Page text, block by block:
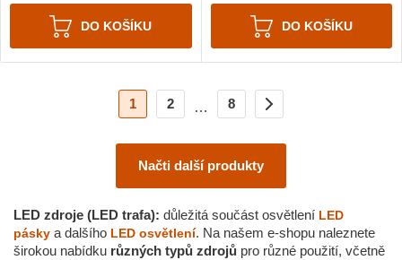
DO KOŠÍKU DO KOŠÍKU
1 2 … 8
Načti další produkty
LED zdroje (LED trafa): důležitá součást osvětlení LED
pásky a dalšího LED osvětlení. Na našem e-shopu naleznete
širokou nabídku různých typů zdrojů pro různé použití, včetně